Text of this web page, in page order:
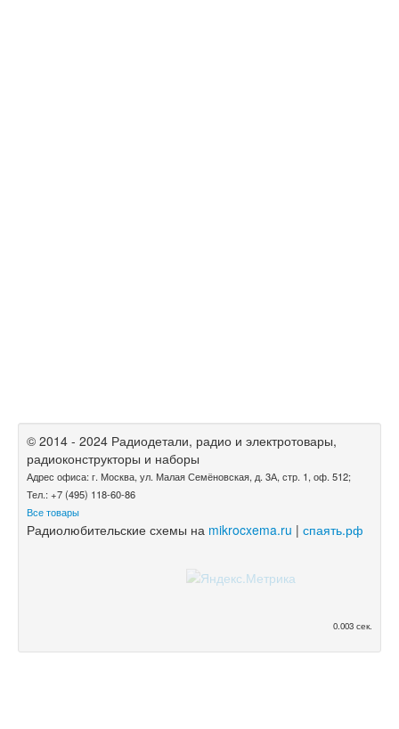
© 2014 - 2024 Радиодетали, радио и электротовары,
радиоконструкторы и наборы
Адрес офиса: г. Москва, ул. Малая Семёновская, д. 3А, стр. 1, оф. 512;
Тел.: +7 (495) 118-60-86
Все товары
Радиолюбительские схемы на mikrocxema.ru | спаять.рф
0.003 сек.